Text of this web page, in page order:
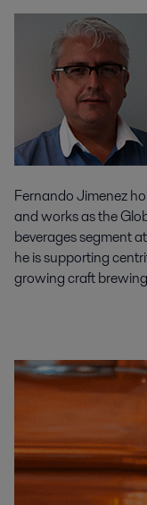
Fernando Jimenez
and works as the
beverages segment
he is supporting
growing craft